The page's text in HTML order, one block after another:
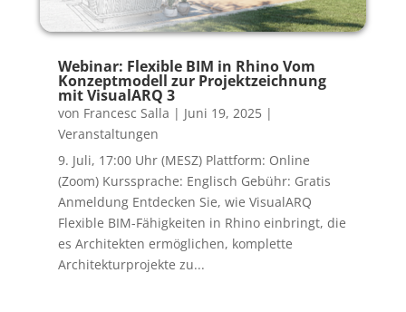
Webinar: Flexible BIM in Rhino Vom
Konzeptmodell zur Projektzeichnung
mit VisualARQ 3
von Francesc Salla | Juni 19, 2025|
Veranstaltungen
9. Juli, 17:00 Uhr (MESZ) Plattform: Online
(Zoom) Kurssprache: Englisch Gebühr: Gratis
Anmeldung Entdecken Sie, wie VisualARQ
Flexible BIM-Fähigkeiten in Rhino einbringt, die
es Architekten ermöglichen, komplette
Architekturprojekte zu...